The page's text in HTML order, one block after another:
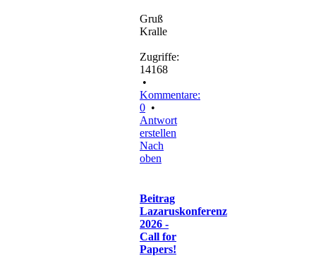
Gruß
Kralle
Zugriffe:
14168
•
Kommentare:
0 •
Antwort
erstellen
Nach
oben
Beitrag
Lazaruskonferenz
2026 -
Call for
Papers!